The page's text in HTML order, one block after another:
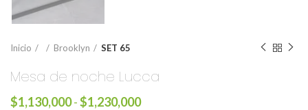
Inicio Brooklyn SET 65
Mesa de noche Lucca
$1,130,000-$1,230,000